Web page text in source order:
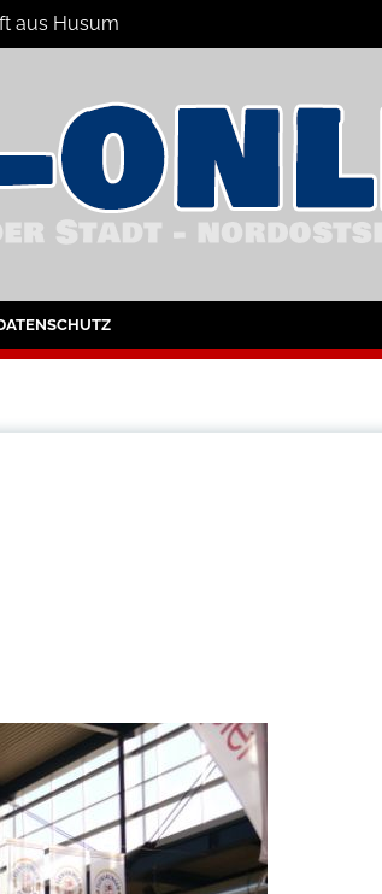
aus Husum